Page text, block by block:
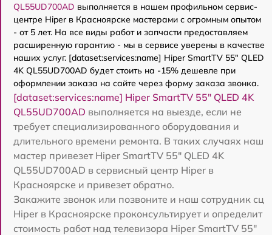
QL55UD700AD выполняется в нашем профильном сервис-
центре Hiper в Красноярске мастерами с огромным опытом
- от 5 лет. На все виды работ и запчасти предоставляем
расширенную гарантию - мы в сервисе уверены в качестве
наших услуг. [dataset:services:name] Hiper SmartTV 55" QLED
4K QL55UD700AD будет стоить на -15% дешевле при
оформлении заказа на сайте через форму заказа звонка.
[dataset:services:name] Hiper SmartTV 55" QLED 4K
QL55UD700AD выполняется на выезде, если не
требует специализированного оборудования и
длительного времени ремонта. В таких случаях наш
мастер привезет Hiper SmartTV 55" QLED 4K
QL55UD700AD в сервисный центр Hiper в
Красноярске и привезет обратно.
Закажите звонок или позвоните и наш сотрудник сц
Hiper в Красноярске проконсультирует и определит
стоимость работ над телевизора Hiper SmartTV 55"